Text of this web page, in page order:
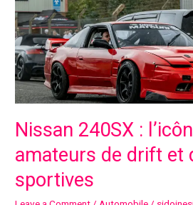
pour
protéger
votre
véhicule
Nissan 240SX :
amateurs de drift et
sportives